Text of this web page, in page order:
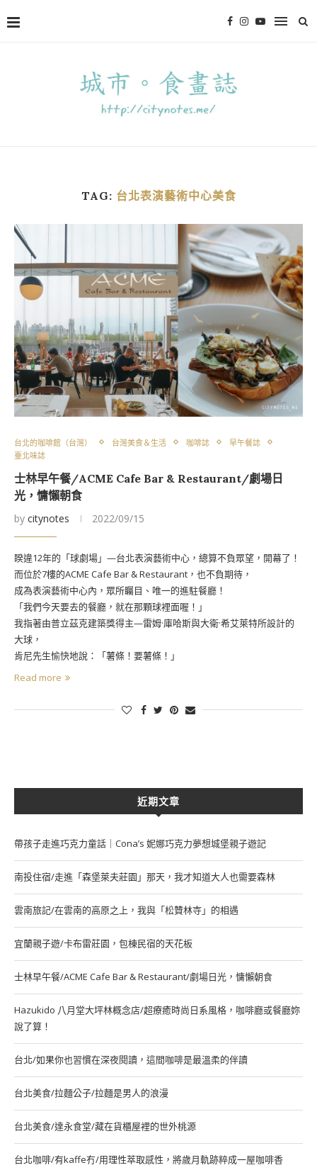
TAG: 台北表演藝術中心美食
台北的咖啡館（台灣） 台灣美食＆生活 咖啡誌
早午餐誌
臺北味誌
士林早午餐/ACME Cafe Bar & Restaurant/劇場日
光，慵懶朝食
by citynotes 2022/09/15
睽違12年的「球劇場」—台北表演藝術中心，總算不負眾望，開幕了！
而位於7樓的ACME Cafe Bar & Restaurant，也不負期待，
成為表演藝術中心內，眾所矚目、唯一的進駐餐廳！
「我們今天要去的餐廳，就在那顆球裡面喔！」
我指著由普立茲克建築獎得主—雷姆·庫哈斯與大衛·希艾萊特所設計的
大球，
肯尼先生愉快地說：「薯條！要薯條！」
Read more
近期文章
帶孩子走進巧克力童話｜Cona’s 妮娜巧克力夢想城堡親子遊記
南投住宿/走進「森堡萊夫莊園」那天，我才知道大人也需要森林
雲南旅記/在雲南的高原之上，我與「松贊林寺」的相遇
宜蘭親子遊/卡布雷莊園，包棟民宿的天花板
士林早午餐/ACME Cafe Bar & Restaurant/劇場日光，慵懶朝食
Hazukido 八月堂大坪林概念店/超療癒時尚日系風格，咖啡廳或餐廳妳
說了算！
台北/如果你也習慣在深夜閱讀，這間咖啡是最溫柔的伴讀
台北美食/拉麵公子/拉麵是男人的浪漫
台北美食/達永食堂/藏在貨櫃屋裡的世外桃源
台北咖啡/有kaffe冇/用理性萃取感性，將歲月軌跡粹成一屋咖啡香